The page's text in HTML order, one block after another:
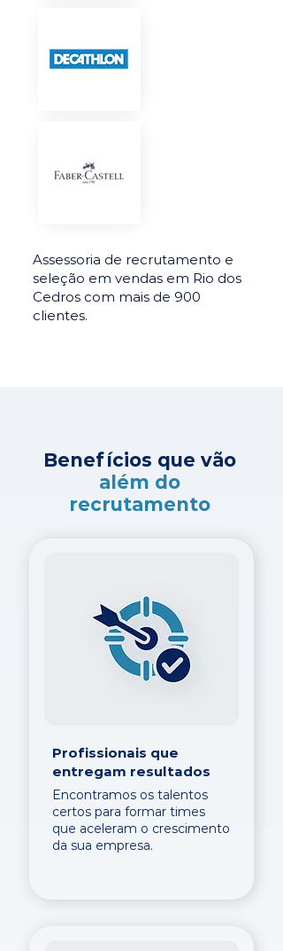
Assessoria de recrutamento e
seleção em vendas em Rio dos
Cedros com mais de 900
clientes.
Benefícios que vão
além do
recrutamento
Profissionais que
entregam resultados
Encontramos os talentos
certos para formar times
que aceleram o crescimento
da sua empresa.